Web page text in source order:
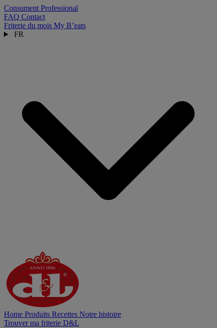
Consument Professional
FAQ Contact
Friterie du mois My B’eats
FR
Home Produits Recettes Notre histoire
Trouver ma friterie D&L